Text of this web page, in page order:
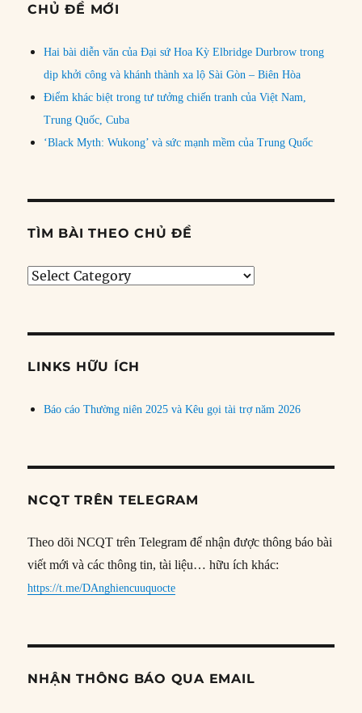
CHỦ ĐỀ MỚI
Hai bài diễn văn của Đại sứ Hoa Kỳ Elbridge Durbrow trong
dịp khởi công và khánh thành xa lộ Sài Gòn – Biên Hòa
Điểm khác biệt trong tư tưởng chiến tranh của Việt Nam,
Trung Quốc, Cuba
‘Black Myth: Wukong’ và sức mạnh mềm của Trung Quốc
TÌM BÀI THEO CHỦ ĐỀ
Tìm
đề
LINKS HỮU ÍCH
Báo cáo Thường niên 2025 và Kêu gọi tài trợ năm 2026
NCQT TRÊN TELEGRAM
Theo dõi NCQT trên Telegram để nhận được thông báo bài
viết mới và các thông tin, tài liệu… hữu ích khác:
https://t.me/DAnghiencuuquocte
NHẬN THÔNG BÁO QUA EMAIL